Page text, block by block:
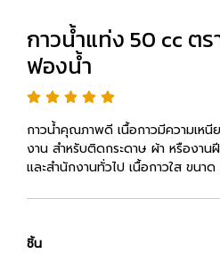
กาวน้ำแท่ง 50 cc ตร
ฟองน้ำ
กาวน้ำคุณภาพดี เนื้อกาวมีความเห
งาน สำหรับติดกระดาษ ผ้า หรืองา
และสำนักงานทั่วไป เนื้อกาวใส ขนา
ชิ้น